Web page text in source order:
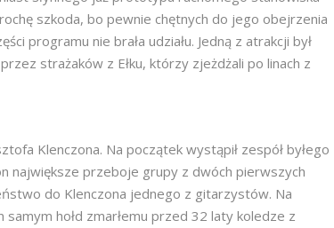
szkoda, bo pewnie chętnych do jego obejrzenia
programu nie brała udziału. Jedną z atrakcji był
strażaków z Ełku, którzy zjeżdżali po linach z
Klenczona. Na początek wystąpił zespół byłego
największe przeboje grupy z dwóch pierwszych
do Klenczona jednego z gitarzystów. Na
samym hołd zmarłemu przed 32 laty koledze z